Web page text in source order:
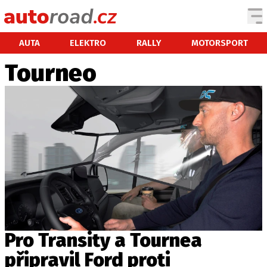
AUTA ELEKTRO RALLY MOTORSPORT
AUTA
NOVINKY
EKO
HISTORIE
ZAJÍMAVOSTI
TECHNIKA
EKONOMIKA
ČESKÝ TRH
TUNING
PROFI
Tourneo
Pro Transity a Tournea
připravil Ford proti